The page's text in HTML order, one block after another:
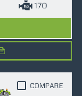
170
COMPARE